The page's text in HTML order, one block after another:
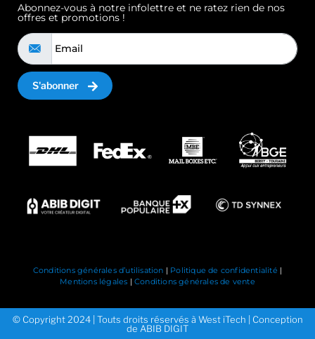
Abonnez-vous à notre infolettre et ne ratez rien de nos
offres et promotions !
S'abonner
Conditions générales d’utilisation | Politique de confidentialité |
Mentions légales | Conditions générales de vente
© Copyright 2024 | Touts droits réservés à West iTech | Conception
de ABIB DIGIT